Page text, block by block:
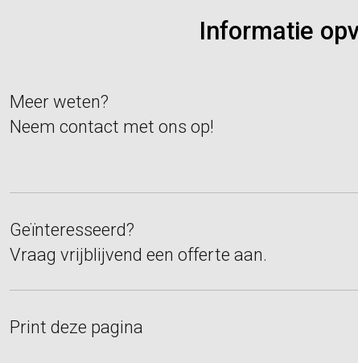
Informatie
Meer weten?
Neem contact met ons op!
Geïnteresseerd?
Vraag vrijblijvend een offerte aan.
Print deze pagina